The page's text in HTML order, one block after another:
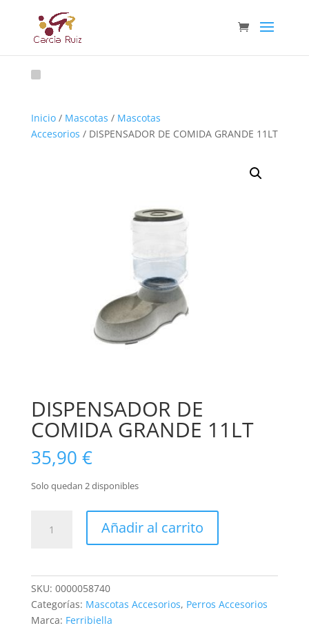
Inicio/ Mascotas / Mascotas
Accesorios / DISPENSADOR DE COMIDA GRANDE 11LT
DISPENSADOR DE
COMIDA GRANDE 11LT
35,90 €
Solo quedan 2 disponibles
cantidad
Añadir al carrito
SKU: 0000058740
Categorías: Mascotas Accesorios, Perros Accesorios
Marca: Ferribiella